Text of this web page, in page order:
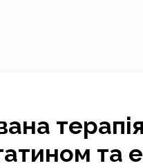
терапія
та